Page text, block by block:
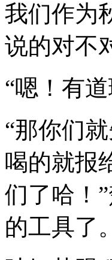
我们作为
说的对不
“嗯！有
“那你们
喝的就报
们了哈！
的工具了。